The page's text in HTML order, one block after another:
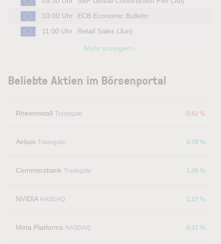
10:00 Uhr
ECB Economic Bulletin
11:00 Uhr
Retail Sales (Jun)
Mehr anzeigen
Beliebte Aktien im Börsenportal
Rheinmetall Tradegate -0,62 %
Airbus Tradegate 0,78 %
Commerzbank Tradegate 1,45 %
NVIDIA NASDAQ 2,27 %
Meta Platforms NASDAQ 0,37 %